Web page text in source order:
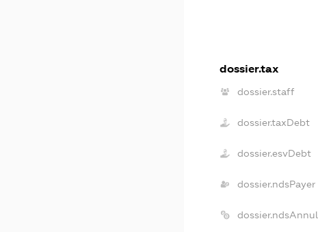
dossier.tax
dossier.staff
dossier.taxDebt
dossier.esvDebt
dossier.ndsPayer
dossier.ndsAnnul